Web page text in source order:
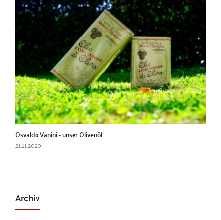
Osvaldo Vanini - unser Olivenöl
21.11.2020
Archiv